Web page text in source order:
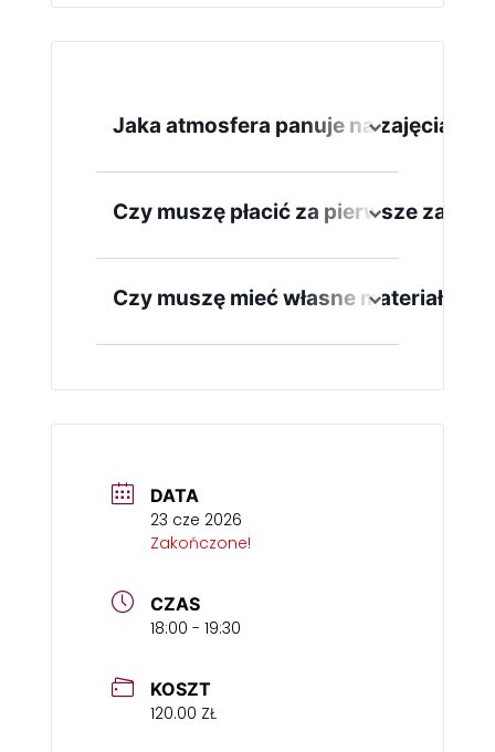
Jaka atmosfera panuje na zajęciach?
Prowadzący stara się nie stawiać
w roli niepodważalnego
autorytetu, a raczej przyjaciela,
który pomaga eksperymentować
Czy muszę płacić za pierwsze
Nie, pierwsze zajęcia służą dziecku
do zrozumienia czy atmosfera
zajęć mu odpowiada.
Czy muszę mieć własne materiały?
Nie, pracownia jest wyposażona w
DATA
23 cze 2026
Zakończone!
CZAS
18:00 - 19:30
KOSZT
120.00 ZŁ